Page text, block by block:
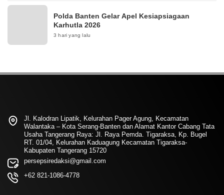
Polda Banten Gelar Apel Kesiapsiagaan
Karhutla 2026
3 hari yang lalu
Jl. Kalodran Lipatik, Kelurahan Pager Agung, Kecamatan
Walantaka – Kota Serang-Banten dan Alamat Kantor Cabang Tata
Usaha Tangerang Raya: Jl. Raya Pemda. Tigaraksa, Kp. Bugel
RT. 01/04, Kelurahan Kaduagung Kecamatan Tigaraksa-
Kabupaten Tangerang 15720
persepsiredaksi@gmail.com
+62 821-1086-4778